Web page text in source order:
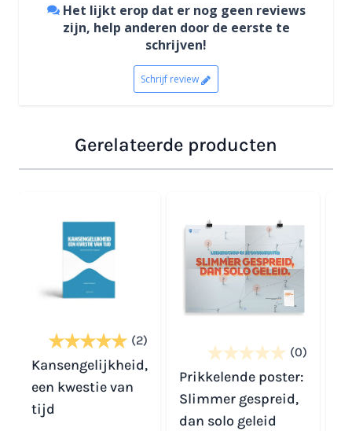
Het lijkt erop dat er nog geen reviews
zijn, help anderen door de eerste te
schrijven!
Schrijf review
Gerelateerde producten
(2)
Kansengelijkheid,
een kwestie van
tijd
(0)
Prikkelende poster:
Slimmer gespreid,
dan solo geleid